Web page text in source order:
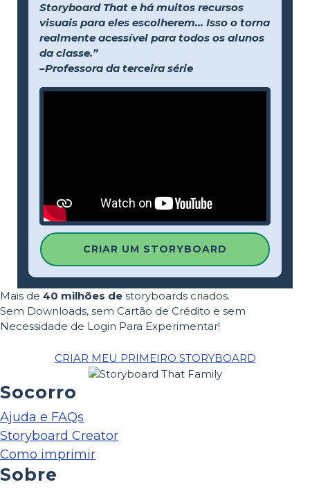
Storyboard That e há muitos recursos
visuais para eles escolherem... Isso o torna
realmente acessível para todos os alunos
da classe.”
–Professora da terceira série
CRIAR UM STORYBOARD
Mais de 40 milhões de storyboards criados.
Sem Downloads, sem Cartão de Crédito e sem
Necessidade de Login Para Experimentar!
CRIAR MEU PRIMEIRO STORYBOARD
Socorro
Ajuda e FAQs
Storyboard Creator
Como imprimir
Sobre